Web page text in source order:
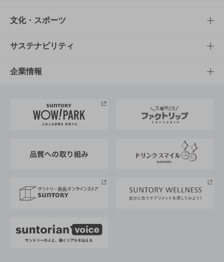
商品一覧
商品発売情報
栄養成分一覧
知る・楽しむTOP
キャンペーン
工場見学
地域情報
文化・スポーツ
文化・スポーツTOP
サントリーホール
サントリーサンバーズ大阪
サステナビリティ
サステナビリティTOP
サントリーが考えるサステナビリティ経営
企業情報
企業概要
採用情報